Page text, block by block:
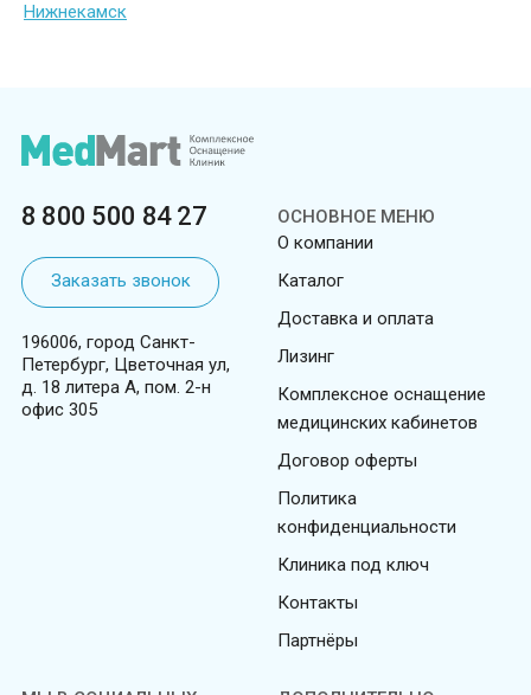
Нижнекамск
8 800 500 84 27
Заказать звонок
196006, город Санкт-
Петербург, Цветочная ул,
д. 18 литера А, пом. 2-н
офис 305
ОСНОВНОЕ МЕНЮ
О компании
Каталог
Доставка и оплата
Лизинг
Комплексное оснащение
медицинских кабинетов
Договор оферты
Политика
конфиденциальности
Клиника под ключ
Контакты
Партнёры